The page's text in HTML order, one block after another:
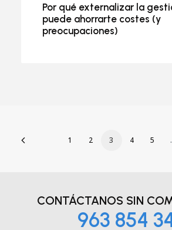
Por qué externalizar la
puede ahorrarte costes (y
preocupaciones)
1 2 3 4 5
CONTÁCTANOS SIN
963 854